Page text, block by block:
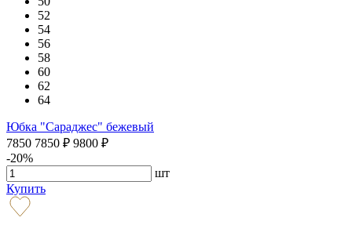
52
54
56
58
60
62
64
Юбка "Сараджес" бежевый
7850 7850 ₽ 9800 ₽
-20%
шт
Купить